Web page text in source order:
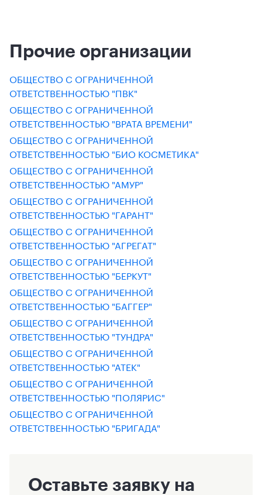
Прочие организации
ОБЩЕСТВО С ОГРАНИЧЕННОЙ
ОТВЕТСТВЕННОСТЬЮ "ПВК"
ОБЩЕСТВО С ОГРАНИЧЕННОЙ
ОТВЕТСТВЕННОСТЬЮ "ВРАТА ВРЕМЕНИ"
ОБЩЕСТВО С ОГРАНИЧЕННОЙ
ОТВЕТСТВЕННОСТЬЮ "БИО КОСМЕТИКА"
ОБЩЕСТВО С ОГРАНИЧЕННОЙ
ОТВЕТСТВЕННОСТЬЮ "АМУР"
ОБЩЕСТВО С ОГРАНИЧЕННОЙ
ОТВЕТСТВЕННОСТЬЮ "ГАРАНТ"
ОБЩЕСТВО С ОГРАНИЧЕННОЙ
ОТВЕТСТВЕННОСТЬЮ "АГРЕГАТ"
ОБЩЕСТВО С ОГРАНИЧЕННОЙ
ОТВЕТСТВЕННОСТЬЮ "БЕРКУТ"
ОБЩЕСТВО С ОГРАНИЧЕННОЙ
ОТВЕТСТВЕННОСТЬЮ "БАГГЕР"
ОБЩЕСТВО С ОГРАНИЧЕННОЙ
ОТВЕТСТВЕННОСТЬЮ "ТУНДРА"
ОБЩЕСТВО С ОГРАНИЧЕННОЙ
ОТВЕТСТВЕННОСТЬЮ "АТЕК"
ОБЩЕСТВО С ОГРАНИЧЕННОЙ
ОТВЕТСТВЕННОСТЬЮ "ПОЛЯРИС"
ОБЩЕСТВО С ОГРАНИЧЕННОЙ
ОТВЕТСТВЕННОСТЬЮ "БРИГАДА"
Оставьте заявку на